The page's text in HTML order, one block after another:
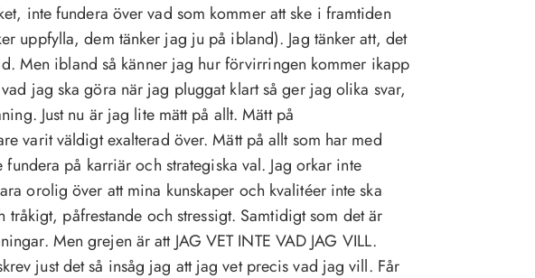
inte fundera över vad som kommer att ske i framtiden
uppfylla, dem tänker jag ju på ibland). Jag tänker att, det
Men ibland så känner jag hur förvirringen kommer ikapp
jag ska göra när jag pluggat klart så ger jag olika svar,
Just nu är jag lite mätt på allt. Mätt på
varit väldigt exalterad över. Mätt på allt som har med
fundera på karriär och strategiska val. Jag orkar inte
orolig över att mina kunskaper och kvalitéer inte ska
tråkigt, påfrestande och stressigt. Samtidigt som det är
Men grejen är att JAG VET INTE VAD JAG VILL.
just det så insåg jag att jag vet precis vad jag vill. Får